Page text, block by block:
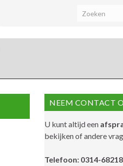
NEEM CONTACT
U kunt altijd een
bekijken of andere
Telefoon: 0314-